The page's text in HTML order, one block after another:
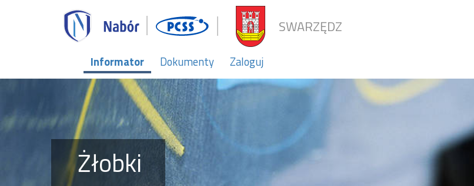
SWARZĘDZ
Informator Dokumenty Zaloguj
Żłobki